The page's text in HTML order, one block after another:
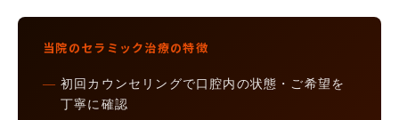
当院のセラミック治療の特徴
— 初回カウンセリングで口腔内の状態・ご希望を
丁寧に確認